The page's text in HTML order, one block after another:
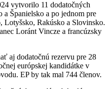
vytvorilo 11 dodatočných
a Španielsko a po jednom pre
Lotyšsko, Rakúsko a Slovinsko.
Loránt Vincze a francúzsky
aj dodatočnú rezervu pre 28
európskej kandidátke v
EP by tak mal 744 členov.